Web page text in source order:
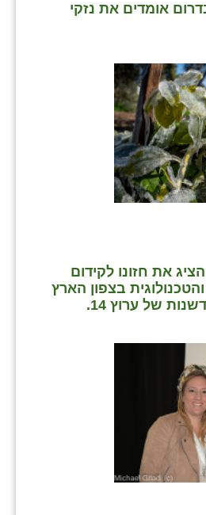
אומדים את נזקי
את חזונו לקידום
בצפון הארץ
של ערוץ 14.